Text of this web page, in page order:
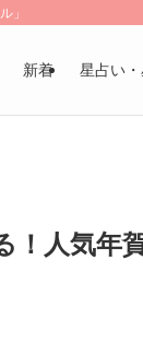
」
新着 星占い
！人気年